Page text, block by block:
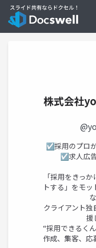
株式会社
☑採用のプロ
☑求人広
「採用をきっ
トする」をモ
クライアント
援
“採用できるく
作成、集客、応